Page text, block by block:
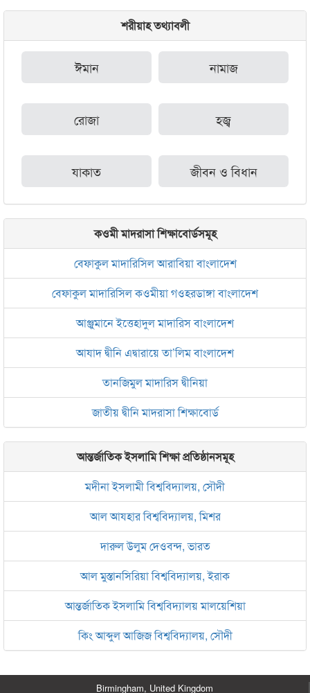
শরীয়াহ তথ্যাবলী
ঈমান নামাজ
রোজা হজ্ব
যাকাত জীবন ও বিধান
কওমী মাদরাসা শিক্ষাবোর্ডসমূহ
বেফাকুল মাদারিসিল আরাবিয়া বাংলাদেশ
বেফাকুল মাদারিসিল কওমীয়া গওহরডাঙ্গা বাংলাদেশ
আঞ্জুমানে ইত্তেহাদুল মাদারিস বাংলাদেশ
আযাদ দ্বীনি এদ্বারায়ে তা’লিম বাংলাদেশ
তানজিমুল মাদারিস দ্বীনিয়া
জাতীয় দ্বীনি মাদরাসা শিক্ষাবোর্ড
আন্তর্জাতিক ইসলামি শিক্ষা প্রতিষ্ঠানসমূহ
মদীনা ইসলামী বিশ্ববিদ্যালয়, সৌদী
আল আযহার বিশ্ববিদ্যালয়, মিশর
দারুল উলুম দেওবন্দ, ভারত
আল মুস্তানসিরিয়া বিশ্ববিদ্যালয়, ইরাক
আন্তর্জাতিক ইসলামি বিশ্ববিদ্যালয় মালয়েশিয়া
কিং আব্দুল আজিজ বিশ্ববিদ্যালয়, সৌদী
Birmingham, United Kingdom